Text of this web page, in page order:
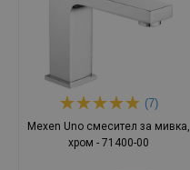
(7)
Mexen Uno смесител за мивка,
хром - 71400-00